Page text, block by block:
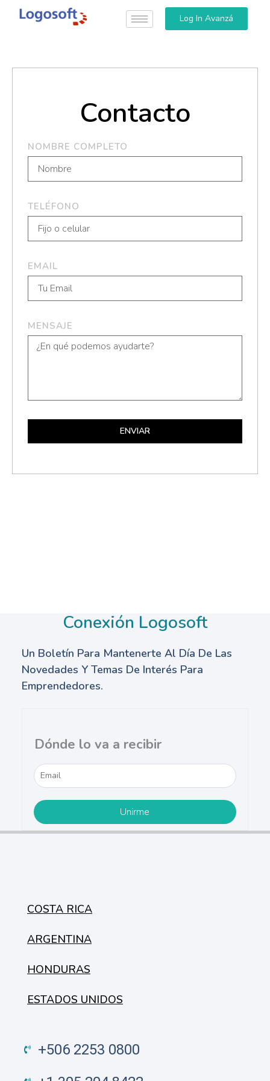
Log In Avanzá
Contacto
NOMBRE COMPLETO
TELÉFONO
EMAIL
MENSAJE
ENVIAR
Conexión Logosoft
Un Boletín Para Mantenerte Al Día De Las
Novedades Y Temas De Interés Para
Emprendedores.
Dónde lo va a recibir
COSTA RICA
ARGENTINA
HONDURAS
ESTADOS UNIDOS
+506 2253 0800